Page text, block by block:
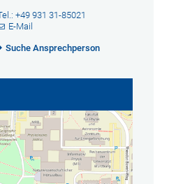
+49 931 31-85021
E-Mail
Suche Ansprechperson